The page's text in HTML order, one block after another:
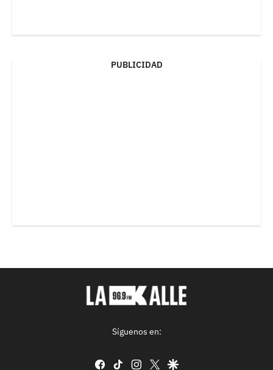
PUBLICIDAD
Síguenos en:
facebook
tiktok instagram
twittergoogle